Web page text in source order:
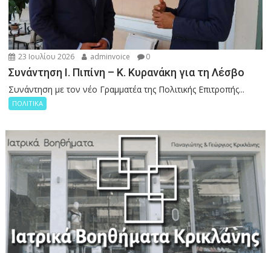
23 Ιουλίου 2026 adminvoice 0
Συνάντηση Ι. Πιπίνη – Κ. Κυρανάκη για τη Λέσβο
Συνάντηση με τον νέο Γραμματέα της Πολιτικής Επιτροπής...
ΠΟΛΙΤΙΚΑ